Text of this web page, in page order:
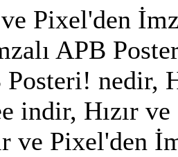
Pixel'den
APB
nedir,
indir, Hızır
ve Pixel'den